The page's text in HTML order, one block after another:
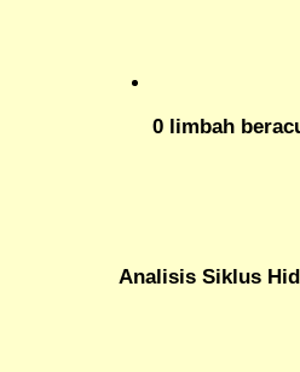
0 limbah
Analisis Siklus